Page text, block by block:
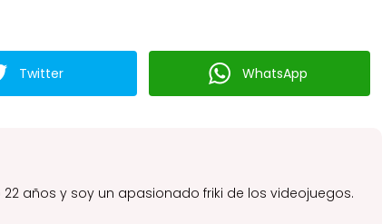
Twitter WhatsApp
22 años y soy un apasionado friki de los videojuegos.